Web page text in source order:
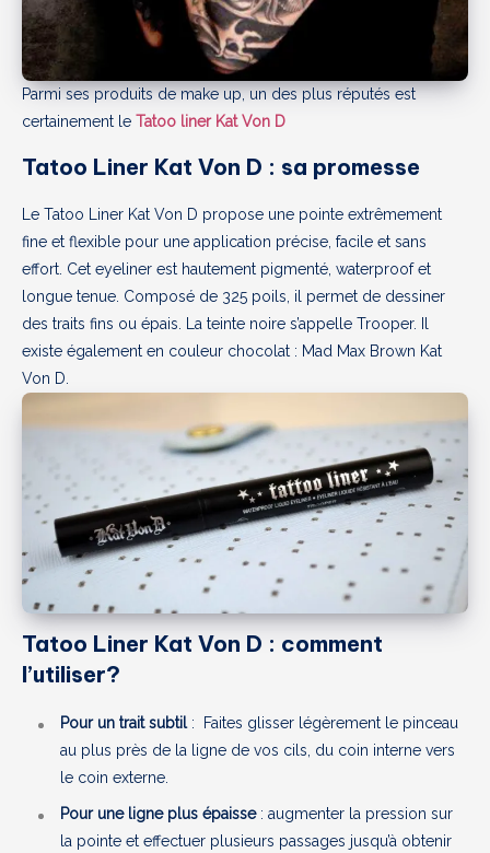
Parmi ses produits de make up, un des plus réputés est
certainement le Tatoo liner Kat Von D
Tatoo Liner Kat Von D : sa promesse
Le Tatoo Liner Kat Von D propose une pointe extrêmement
fine et flexible pour une application précise, facile et sans
effort. Cet eyeliner est hautement pigmenté, waterproof et
longue tenue. Composé de 325 poils, il permet de dessiner
des traits fins ou épais. La teinte noire s’appelle Trooper. Il
existe également en couleur chocolat : Mad Max Brown Kat
Von D.
Tatoo Liner Kat Von D : comment
l’utiliser?
Pour un trait subtil: Faites glisser légèrement le pinceau
au plus près de la ligne de vos cils, du coin interne vers
le coin externe.
Pour une ligne plus épaisse: augmenter la pression sur
la pointe et effectuer plusieurs passages jusqu’à obtenir